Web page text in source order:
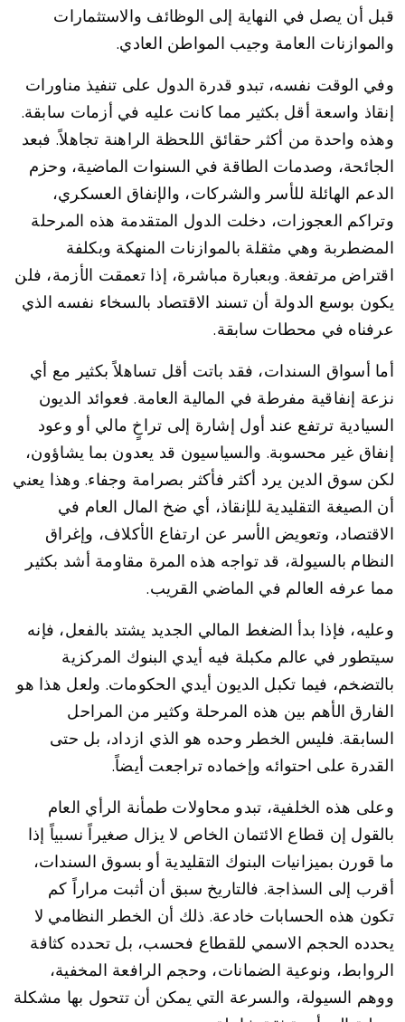
قبل أن يصل في النهاية إلى الوظائف والاستثمارات
والموازنات العامة وجيب المواطن العادي.
وفي الوقت نفسه، تبدو قدرة الدول على تنفيذ مناورات
إنقاذ واسعة أقل بكثير مما كانت عليه في أزمات سابقة.
وهذه واحدة من أكثر حقائق اللحظة الراهنة تجاهلاً. فبعد
الجائحة، وصدمات الطاقة في السنوات الماضية، وحزم
الدعم الهائلة للأسر والشركات، والإنفاق العسكري،
وتراكم العجوزات، دخلت الدول المتقدمة هذه المرحلة
المضطربة وهي مثقلة بالموازنات المنهكة وبكلفة
اقتراض مرتفعة. وبعبارة مباشرة، إذا تعمقت الأزمة، فلن
يكون بوسع الدولة أن تسند الاقتصاد بالسخاء نفسه الذي
عرفناه في محطات سابقة.
أما أسواق السندات، فقد باتت أقل تساهلاً بكثير مع أي
نزعة إنفاقية مفرطة في المالية العامة. فعوائد الديون
السيادية ترتفع عند أول إشارة إلى تراخٍ مالي أو وعود
إنفاق غير محسوبة. والسياسيون قد يعدون بما يشاؤون،
لكن سوق الدين يرد أكثر فأكثر بصرامة وجفاء. وهذا يعني
أن الصيغة التقليدية للإنقاذ، أي ضخ المال العام في
الاقتصاد، وتعويض الأسر عن ارتفاع الأكلاف، وإغراق
النظام بالسيولة، قد تواجه هذه المرة مقاومة أشد بكثير
مما عرفه العالم في الماضي القريب.
وعليه، فإذا بدأ الضغط المالي الجديد يشتد بالفعل، فإنه
سيتطور في عالم مكبلة فيه أيدي البنوك المركزية
بالتضخم، فيما تكبل الديون أيدي الحكومات. ولعل هذا هو
الفارق الأهم بين هذه المرحلة وكثير من المراحل
السابقة. فليس الخطر وحده هو الذي ازداد، بل حتى
القدرة على احتوائه وإخماده تراجعت أيضاً.
وعلى هذه الخلفية، تبدو محاولات طمأنة الرأي العام
بالقول إن قطاع الائتمان الخاص لا يزال صغيراً نسبياً إذا
ما قورن بميزانيات البنوك التقليدية أو بسوق السندات،
أقرب إلى السذاجة. فالتاريخ سبق أن أثبت مراراً كم
تكون هذه الحسابات خادعة. ذلك أن الخطر النظامي لا
يحدده الحجم الاسمي للقطاع فحسب، بل تحدده كثافة
الروابط، ونوعية الضمانات، وحجم الرافعة المخفية،
ووهم السيولة، والسرعة التي يمكن أن تتحول بها مشكلة